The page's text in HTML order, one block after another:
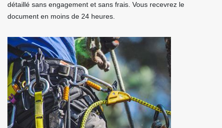
détaillé sans engagement et sans frais. Vous recevrez le
document en moins de 24 heures.